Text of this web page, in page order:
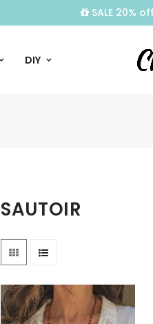
SALE 20%
DIY
SAUTOIR